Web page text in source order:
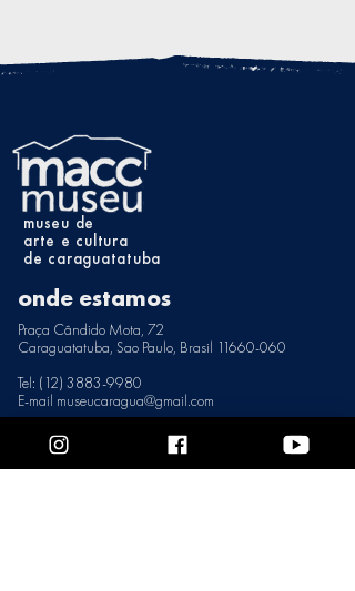
museu de
arte e cultura
de caraguatatuba
onde estamos
Praça Cândido Mota, 72
Caraguatatuba, Sao Paulo, Brasil 11660-060
Tel: (12) 3883-9980
E-mail museucaragua@gmail.com